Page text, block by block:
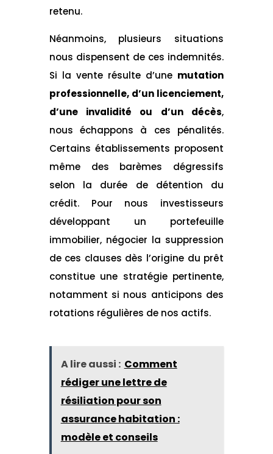
retenu.
Néanmoins, plusieurs situations
nous dispensent de ces indemnités.
Si la vente résulte d’une mutation
professionnelle, d’un licenciement,
d’une invalidité ou d’un décès,
nous échappons à ces pénalités.
Certains établissements proposent
même des barèmes dégressifs
selon la durée de détention du
crédit. Pour nous investisseurs
développant un portefeuille
immobilier, négocier la suppression
de ces clauses dès l’origine du prêt
constitue une stratégie pertinente,
notamment si nous anticipons des
rotations régulières de nos actifs.
A lire aussi : Comment
rédiger une lettre de
résiliation pour son
assurance habitation :
modèle et conseils